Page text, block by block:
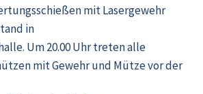
mit Lasergewehr
in
Um 20.00 Uhr treten alle
mit Gewehr und Mütze vor der